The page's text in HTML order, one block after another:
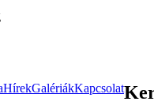
HírekGalériákKapcsolat